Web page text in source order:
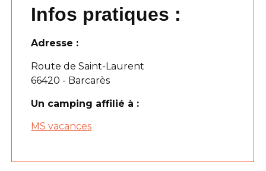
Infos pratiques :
Adresse :
Route de Saint-Laurent
66420 - Barcarès
Un camping affilié à :
MS vacances